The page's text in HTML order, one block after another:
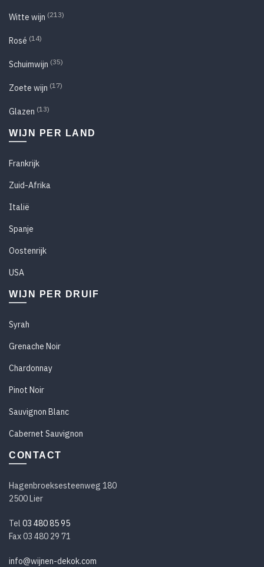
Witte wijn (213)
Rosé (14)
Schuimwijn (35)
Zoete wijn (17)
Glazen (13)
WIJN PER LAND
Frankrijk
Zuid-Afrika
Italië
Spanje
Oostenrijk
USA
WIJN PER DRUIF
Syrah
Grenache Noir
Chardonnay
Pinot Noir
Sauvignon Blanc
Cabernet Sauvignon
CONTACT
Hagenbroeksesteenweg 180
2500 Lier
Tel 03 480 85 95
Fax 03 480 29 71
info@wijnen-dekok.com